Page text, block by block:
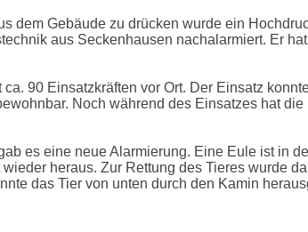
dem Gebäude zu drücken wurde ein
aus Seckenhausen nachalarmiert. Er
ca. 90 Einsatzkräften vor Ort. Der Einsatz
Noch während des Einsatzes hat
es eine neue Alarmierung. Eine Eule ist in
heraus. Zur Rettung des Tieres wurde
das Tier von unten durch den Kamin